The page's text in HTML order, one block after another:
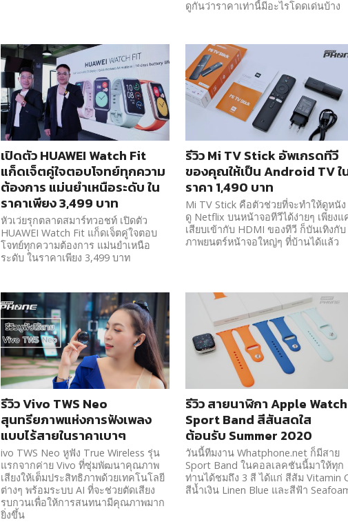
ดูกันว่าราคาเท่านี้มีอะไรโดดเด่นบ้าง
เปิดตัว HUAWEI Watch Fit
แก็ดเจ็ตคู่ใจตอบโจทย์ทุกความ
ต้องการ แม่นยำเหนือระดับ ใน
ราคาเพียง 3,499 บาท
หัวเว่ยรุกตลาดสมาร์ทวอชท์ เปิดตัว
HUAWEI Watch Fit แก็ดเจ็ตคู่ใจตอบ
โจทย์ทุกความต้องการ แม่นยำเหนือ
ระดับ ในราคาเพียง 3,499 บาท
รีวิว Mi TV Stick อัพเกรดทีวี
ของคุณให้เป็น Android TV ใ
ราคา 1,490 บาท
Mi TV Stick คือตัวช่วยที่จะทำให้ดูหนัง
ดู Netflix บนหน้าจอทีวีได้ง่ายๆ เพียงแ
เสียบเข้ากับ HDMI ของทีวี ก็บันเทิงกับ
ภาพยนตร์หน้าจอใหญ่ๆ ที่บ้านได้แล้ว
รีวิว Vivo TWS Neo
สุนทรียภาพแห่งการฟังเพลง
แบบไร้สายในราคาเบาๆ
ivo TWS Neo หูฟัง True Wireless รุ่น
แรกจากค่าย Vivo ที่ซุ่มพัฒนาคุณภาพ
เสียงให้เต็มประสิทธิภาพด้วยเทคโนโลยี
ต่างๆ พร้อมระบบ AI ที่จะช่วยตัดเสียง
รบกวนเพื่อให้การสนทนามีคุณภาพมาก
ยิ่งขึ้น
รีวิว สายนาฬิกา Apple Watch
Sport Band สีสันสดใส
ต้อนรับ Summer 2020
วันนี้ทีมงาน Whatphone.net ก็มีสาย
Sport Band ในคอลเลคชันนี้มาให้ทุก
ท่านได้ชมถึง 3 สี ได้แก่ สีส้ม Vitamin
สีน้ำเงิน Linen Blue และสีฟ้า